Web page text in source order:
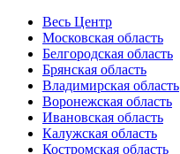
Весь Центр
Московская область
Белгородская область
Брянская область
Владимирская область
Воронежская область
Ивановская область
Калужская область
Костромская область